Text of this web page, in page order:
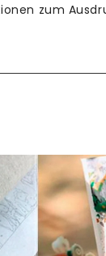
zum